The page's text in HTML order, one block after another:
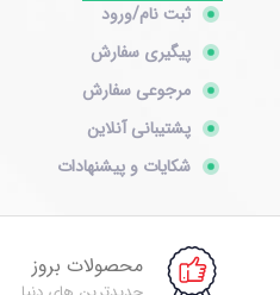
ثبت نام/ورود
پیگیری سفارش
مرجوعی سفارش
پشتیبانی آنلاین
شکایات و پیشنهادات
محصولات بروز